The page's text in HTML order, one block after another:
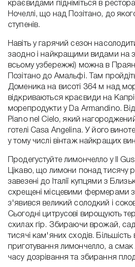
краєвидами підніміться в
Ночеллі, що над Позітано, до
ступенів.
Навіть у гарячий сезон
заодно і найкращими видами на
всьому узбережжі) можна в
Позітано до Амальфі. Там
Доменика на висоті 364 м над
відкриваються краєвиди на
морепродукти у Da Armandino.
Piano nel Cielo, який
готелі Casa Angelina. У його
у тому числі вінтаж найкращих
Продегустуйте лимончелло у Il
Цікаво, що лимони понад тисячу
завезені до Італії купцями з
схрещені місцевими фермерами
з'явився великий солодкий і
Сьогодні цитрусові вирощують
схилах гір. Збираючи врожай,
тисячі кам'яних сходів.
приготування лимончелло, а смак
часу дозрівання та збирання